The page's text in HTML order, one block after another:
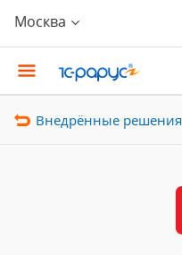
Москва
Внедрённые решения